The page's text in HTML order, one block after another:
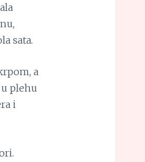
sata.
a
plehu
i